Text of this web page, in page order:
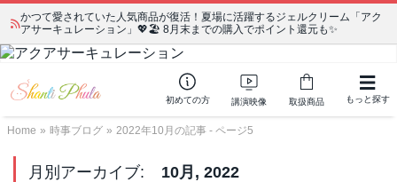
かつて愛されていた人気商品が復活！夏場に活躍するジェルクリーム「アク
アサーキュレーション」💖🏖️ 8月末までの購入でポイント還元も✨
初めての方 講演映像 取扱商品 もっと探す
Home » 時事ブログ » 2022年10月の記事 - ページ5
月別アーカイブ: 10月, 2022